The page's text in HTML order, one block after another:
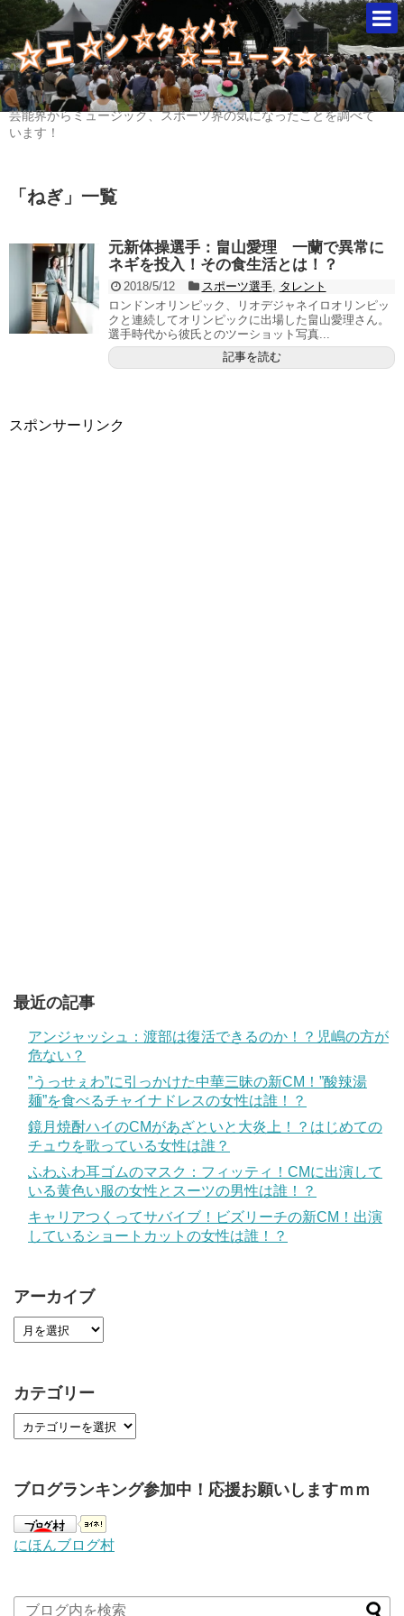
芸能界からミュージック、スポーツ界の気になったことを調べて
います！
「 ねぎ 」 一覧
元新体操選手：畠山愛理 一蘭で異常に
ネギを投入！その食生活とは！？
2018/5/12 スポーツ選手, タレント
ロンドンオリンピック、リオデジャネイロオリンピッ
クと連続してオリンピックに出場した畠山愛理さん。
選手時代から彼氏とのツーショット写真...
記事を読む
スポンサーリンク
最近の記事
アンジャッシュ：渡部は復活できるのか！？児嶋の方が
危ない？
”うっせぇわ”に引っかけた中華三昧の新CM！”酸辣湯
麺”を食べるチャイナドレスの女性は誰！？
鏡月焼酎ハイのCMがあざといと大炎上！？はじめての
チュウを歌っている女性は誰？
ふわふわ耳ゴムのマスク：フィッティ！CMに出演して
いる黄色い服の女性とスーツの男性は誰！？
キャリアつくってサバイブ！ビズリーチの新CM！出演
しているショートカットの女性は誰！？
アーカイブ
カテゴリー
ブログランキング参加中！応援お願いしますｍｍ
にほんブログ村